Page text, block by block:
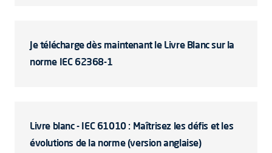
Je télécharge dès maintenant le Livre Blanc sur la
norme IEC 62368-1
Livre blanc - IEC 61010 : Maîtrisez les défis et les
évolutions de la norme (version anglaise)